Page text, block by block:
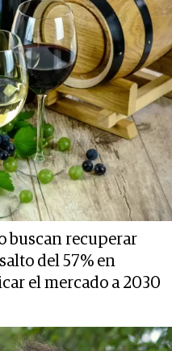
buscan recuperar
del 57% en
el mercado a 2030